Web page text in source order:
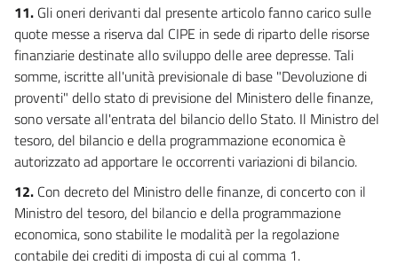
11. Gli oneri derivanti dal presente articolo fanno carico sulle
quote messe a riserva dal CIPE in sede di riparto delle risorse
finanziarie destinate allo sviluppo delle aree depresse. Tali
somme, iscritte all'unità previsionale di base "Devoluzione di
proventi" dello stato di previsione del Ministero delle finanze,
sono versate all'entrata del bilancio dello Stato. Il Ministro del
tesoro, del bilancio e della programmazione economica è
autorizzato ad apportare le occorrenti variazioni di bilancio.
12. Con decreto del Ministro delle finanze, di concerto con il
Ministro del tesoro, del bilancio e della programmazione
economica, sono stabilite le modalità per la regolazione
contabile dei crediti di imposta di cui al comma 1.